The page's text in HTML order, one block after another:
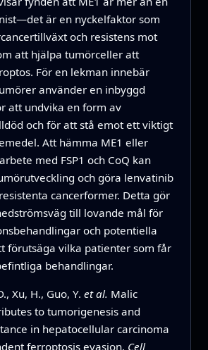
är en nyckelfaktor som
och resistens mot
att hjälpa tumörceller att
För en lekman innebär
använder en inbyggd
att undvika en form av
och för att stå emot ett viktigt
Att hämma ME1 eller
med FSP1 och CoQ kan
och göra lenvatinib
cancerformer. Detta gör
till lovande mål för
och potentiella
förutsäga vilka patienter som får
behandlingar.
Xu, H., Guo, Y. et al. Malic
to tumorigenesis and
in hepatocellular carcinoma
ferroptosis evasion. Cell